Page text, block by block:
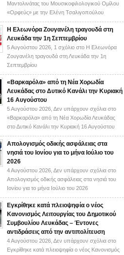
Μαντολινάτας του Μουσικοφιλολογικού Ομίλου
«Ορφεύς» με την Ελένη Τσαλιγοπούλου
Η Ελεωνόρα Ζουγανέλη τραγουδά στη
Λευκάδα την 1η Σεπτεμβρίου
5 Αυγούστου 2026, 1 σχόλιο στο Η Ελεωνόρα
Ζουγανέλη τραγουδά στη Λευκάδα την 1η
Σεπτεμβρίου
«Βαρκαρόλα» από τη Νέα Χορωδία
Λευκάδας στο Δυτικό Κανάλι την Κυριακή
16 Αυγούστου
5 Αυγούστου 2026, Δεν υπάρχουν σχόλια στο
«Βαρκαρόλα» από τη Νέα Χορωδία Λευκάδας
στο Δυτικό Κανάλι την Κυριακή 16 Αυγούστου
Απολογισμός οδικής ασφάλειας στα
νησιά του Ιονίου για το μήνα Ιούλιο του
2026
4 Αυγούστου 2026, Δεν υπάρχουν σχόλια στο
Απολογισμός οδικής ασφάλειας στα νησιά του
Ιονίου για το μήνα Ιούλιο του 2026
Εγκρίθηκε κατά πλειοψηφία ο νέος
Κανονισμός Λειτουργίας του Δημοτικού
Συμβουλίου Λευκάδας – Έντονες
αντιδράσεις από την αντιπολίτευση
4 Αυγούστου 2026, Δεν υπάρχουν σχόλια στο
Εγκρίθηκε κατά πλειοψηφία ο νέος Κανονισμός